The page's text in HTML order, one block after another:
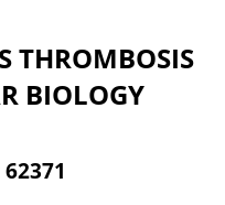
THROMBOSIS
BIOLOGY